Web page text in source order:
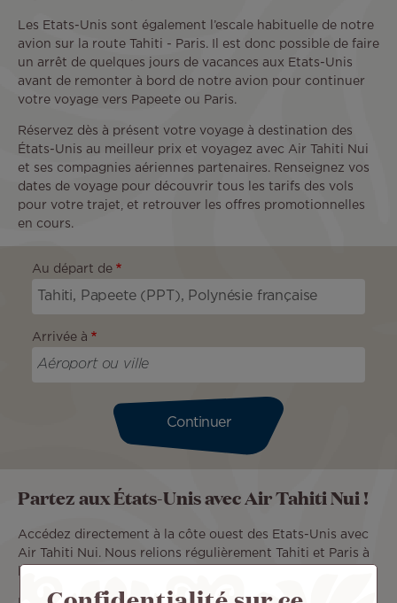
Les Etats-Unis sont également l’escale habituelle de notre
avion sur la route Tahiti - Paris. Il est donc possible de faire
un arrêt de quelques jours de vacances aux Etats-Unis
avant de remonter à bord de notre avion pour continuer
votre voyage vers Papeete ou Paris.
Réservez dès à présent votre voyage à destination des
États-Unis au meilleur prix et voyagez avec Air Tahiti Nui
et ses compagnies aériennes partenaires. Renseignez vos
dates de voyage pour découvrir tous les tarifs des vols
pour votre trajet, et retrouver les offres promotionnelles
en cours.
Au départ de
Arrivée à
Continuer
Partez aux États-Unis avec Air Tahiti Nui !
Accédez directement à la côte ouest des Etats-Unis avec
Air Tahiti Nui. Nous relions régulièrement Tahiti et Paris à